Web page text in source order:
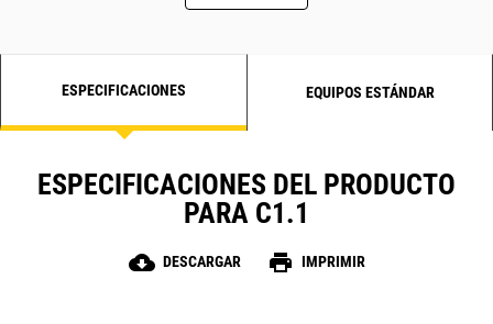
ESPECIFICACIONES EQUIPOS ESTÁNDAR
ESPECIFICACIONES DEL PRODUCTO
PARA C1.1
cloud_download DESCARGAR print IMPRIMIR